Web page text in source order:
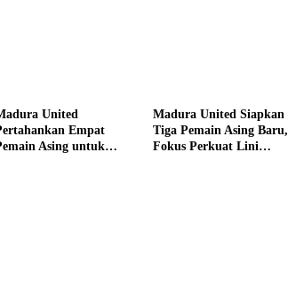
United
Empat
Asing untuk
Madura United Siapkan
Tiga Pemain Asing Baru,
Fokus Perkuat Lini